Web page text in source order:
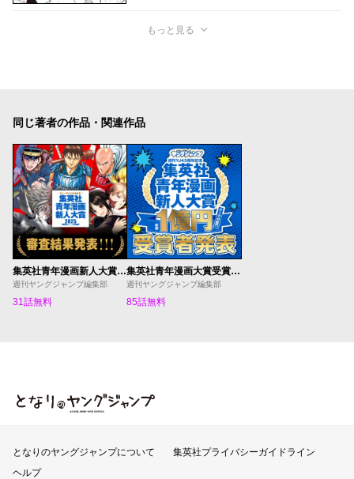
もっと見る
同じ著者の作品・関連作品
集英社青年漫画新人大賞受賞作発表
週刊ヤングジャンプ編集部
31話無料
集英社青年漫画大賞受賞作発表
週刊ヤングジャンプ編集部
85話無料
となりのヤングジャンプ
となりのヤングジャンプについて
集英社プライバシーガイドライン
ヘルプ